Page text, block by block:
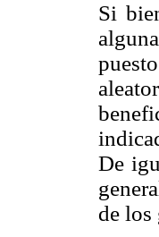
Si
De
de los